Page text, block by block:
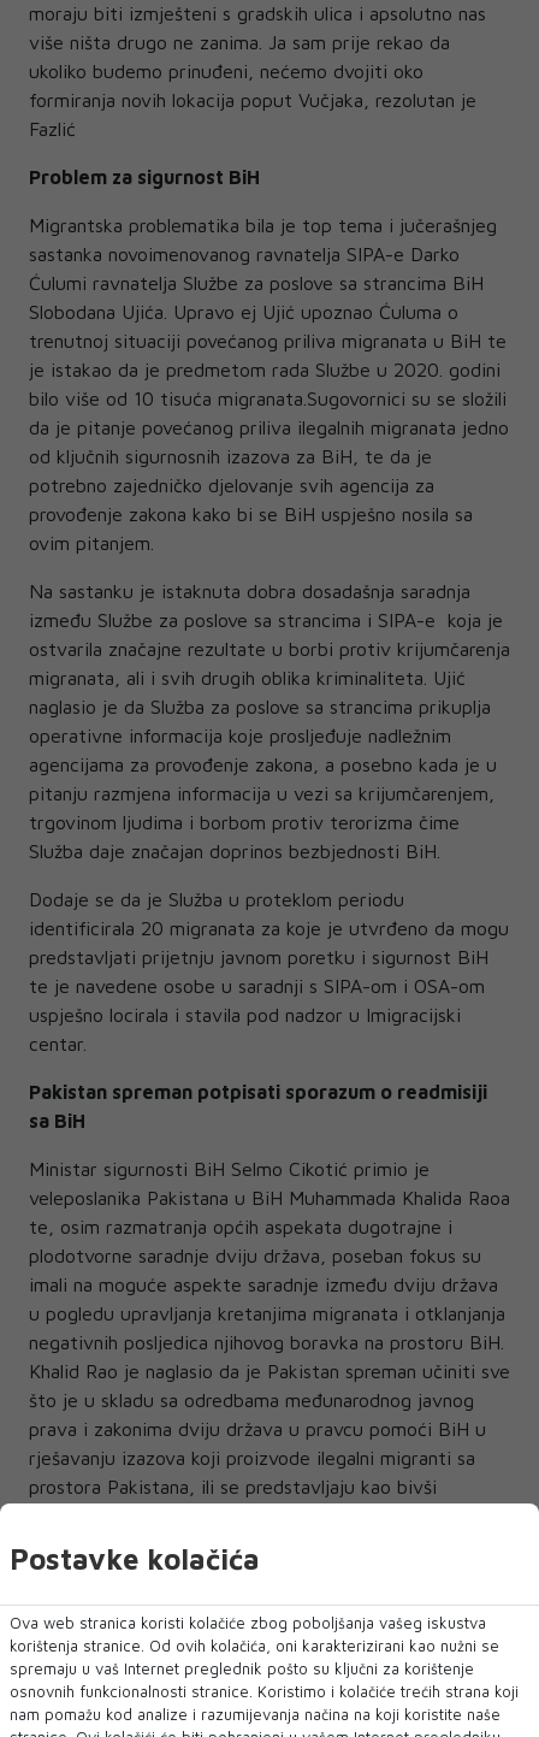
moraju biti izmješteni s gradskih ulica i apsolutno nas
više ništa drugo ne zanima. Ja sam prije rekao da
ukoliko budemo prinuđeni, nećemo dvojiti oko
formiranja novih lokacija poput Vučjaka, rezolutan je
Fazlić
Problem za sigurnost BiH
Migrantska problematika bila je top tema i jučerašnjeg
sastanka novoimenovanog ravnatelja SIPA-e Darko
Ćulumi ravnatelja Službe za poslove sa strancima BiH
Slobodana Ujića. Upravo ej Ujić upoznao Ćuluma o
trenutnoj situaciji povećanog priliva migranata u BiH te
je istakao da je predmetom rada Službe u 2020. godini
bilo više od 10 tisuća migranata.Sugovornici su se složili
da je pitanje povećanog priliva ilegalnih migranata jedno
od ključnih sigurnosnih izazova za BiH, te da je
potrebno zajedničko djelovanje svih agencija za
provođenje zakona kako bi se BiH uspješno nosila sa
ovim pitanjem.
Na sastanku je istaknuta dobra dosadašnja saradnja
između Službe za poslove sa strancima i SIPA-e koja je
ostvarila značajne rezultate u borbi protiv krijumčarenja
migranata, ali i svih drugih oblika kriminaliteta. Ujić
naglasio je da Služba za poslove sa strancima prikuplja
operativne informacija koje prosljeđuje nadležnim
agencijama za provođenje zakona, a posebno kada je u
pitanju razmjena informacija u vezi sa krijumčarenjem,
trgovinom ljudima i borbom protiv terorizma čime
Služba daje značajan doprinos bezbjednosti BiH.
Dodaje se da je Služba u proteklom periodu
identificirala 20 migranata za koje je utvrđeno da mogu
predstavljati prijetnju javnom poretku i sigurnost BiH
te je navedene osobe u saradnji s SIPA-om i OSA-om
uspješno locirala i stavila pod nadzor u Imigracijski
centar.
Pakistan spreman potpisati sporazum o readmisiji
sa BiH
Ministar sigurnosti BiH Selmo Cikotić primio je
veleposlanika Pakistana u BiH Muhammada Khalida Raoa
te, osim razmatranja općih aspekata dugotrajne i
plodotvorne saradnje dviju država, poseban fokus su
imali na moguće aspekte saradnje između dviju država
u pogledu upravljanja kretanjima migranata i otklanjanja
negativnih posljedica njihovog boravka na prostoru BiH.
Khalid Rao je naglasio da je Pakistan spreman učiniti sve
što je u skladu sa odredbama međunarodnog javnog
prava i zakonima dviju država u pravcu pomoći BiH u
rješavanju izazova koji proizvode ilegalni migranti sa
prostora Pakistana, ili se predstavljaju kao bivši
indijskog dijela Kašmira, predstavljaju kao državljani
Pakistana. Prihvatio poziv Cikotića da se nakon
prikupljanja dodatnih spoznaja o aspektima krize
organiziraju potrebne aktivnosti u cilju realizacije
načelno utvrđenih mehanizama saradnje, a posebno u
pravcu spremnosti IR Pakistana da potpiše sporazum o
Postavke kolačića
Ova web stranica koristi kolačiće zbog poboljšanja vašeg iskustva
korištenja stranice. Od ovih kolačića, oni karakterizirani kao nužni se
spremaju u vaš Internet preglednik pošto su ključni za korištenje
osnovnih funkcionalnosti stranice. Koristimo i kolačiće trećih strana koji
nam pomažu kod analize i razumijevanja načina na koji koristite naše